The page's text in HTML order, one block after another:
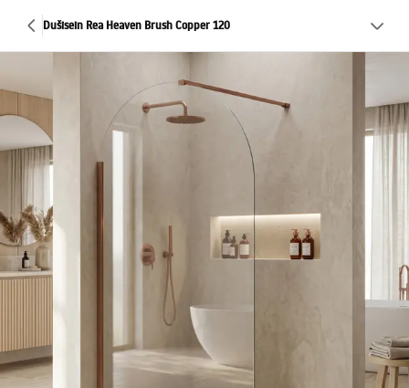
Dušisein Rea Heaven Brush Copper 120